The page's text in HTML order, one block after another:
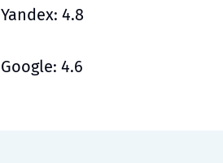
Yandex: 4.8
Google: 4.6